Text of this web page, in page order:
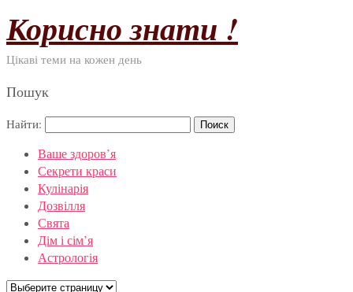
Корисно знати !
Цікаві теми на кожен день
Пошук
Найти:
Ваше здоров’я
Секрети краси
Кулінарія
Дозвілля
Свята
Дім і сім’я
Астрологія